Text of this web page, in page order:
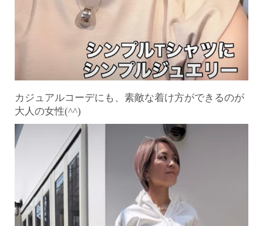
カジュアルコーデにも、 素敵な着け方ができるのが
大人の女性(^^)